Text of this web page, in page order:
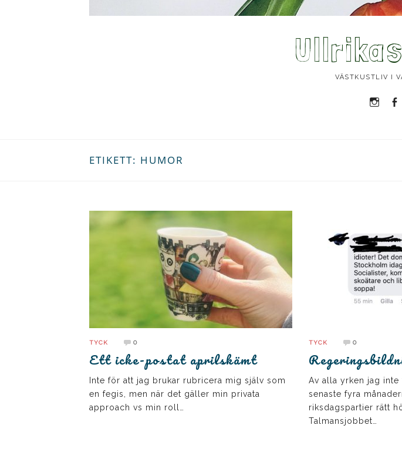
VÄSTKUSTLIV I
ETIKETT: HUMOR
TYCK 0
Ett icke-postat aprilskämt
Inte för att jag brukar rubricera mig själv som
en fegis, men när det gäller min privata
approach vs min roll…
TYCK 0
Av alla yrken jag
senaste fyra
riksdagspartier rätt
Talmansjobbet…